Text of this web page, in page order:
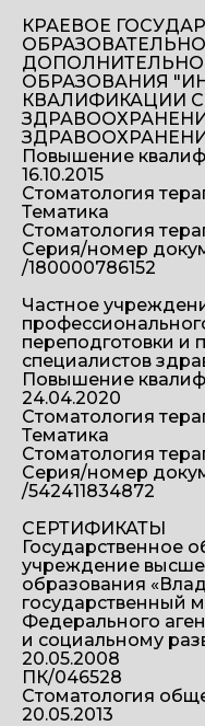
КРАЕВОЕ
ОБРАЗОВАНИЯ
КВАЛИФИКАЦИИ
Повышение
16.10.2015
Стоматология
Тематика
Стоматология
Серия/номер
/180000786152
Частное
переподготовки и
специалистов
Повышение
24.04.2020
Стоматология
Тематика
Стоматология
Серия/номер
/542411834872
СЕРТИФИКАТЫ
Государственное
учреждение
образования
государственный
Федерального
и социальному
20.05.2008
ПК/046528
Стоматология
20.05.2013